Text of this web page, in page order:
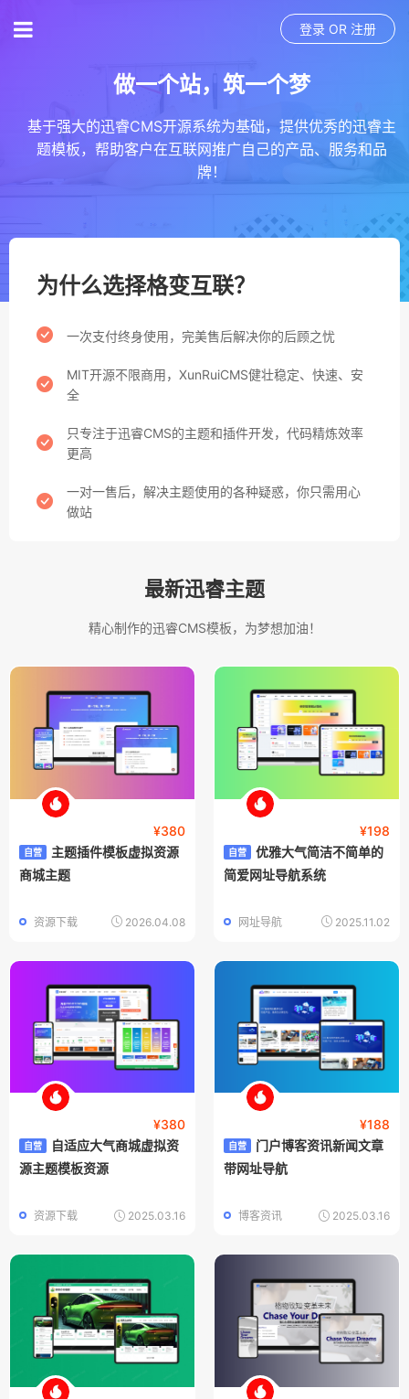
登录 OR 注册
做一个站，筑一个梦
基于强大的迅睿CMS开源系统为基础，提供优秀的迅睿主
题模板，帮助客户在互联网推广自己的产品、服务和品
牌！
为什么选择格变互联？
一次支付终身使用，完美售后解决你的后顾之忧
MIT开源不限商用，XunRuiCMS健壮稳定、快速、安
全
只专注于迅睿CMS的主题和插件开发，代码精炼效率
更高
一对一售后，解决主题使用的各种疑惑，你只需用心
做站
最新迅睿主题
精心制作的迅睿CMS模板，为梦想加油！
¥380
自营
主题插件模板虚拟资源
商城主题
2026.04.08
资源下载
¥198
自营
优雅大气简洁不简单的
简爱网址导航系统
2025.11.02
网址导航
¥380
自营
自适应大气商城虚拟资
源主题模板资源
2025.03.16
资源下载
¥188
自营
门户博客资讯新闻文章
带网址导航
2025.03.16
博客资讯